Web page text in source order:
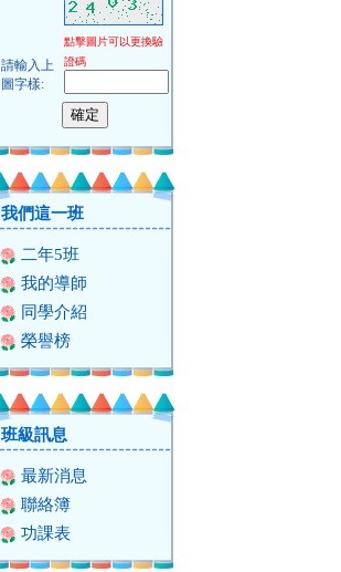
請輸入上
圖字樣:
點擊圖片可以更換驗
證碼
我們這一班
二年5班
我的導師
同學介紹
榮譽榜
班級訊息
最新消息
聯絡簿
功課表